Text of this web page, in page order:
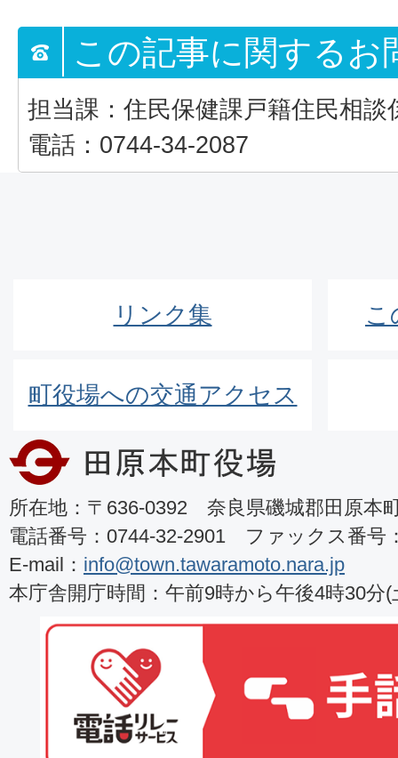
この記事に関するお
担当課：住民保健課戸籍住民相談
電話：0744-34-2087
リンク集 こ
町役場への交通アクセス
所在地：〒636-0392 奈良県磯城郡田原本
電話番号：0744-32-2901 ファックス番号
E-mail： info@town.tawaramoto.nara.jp
本庁舎開庁時間：午前9時から午後4時30分